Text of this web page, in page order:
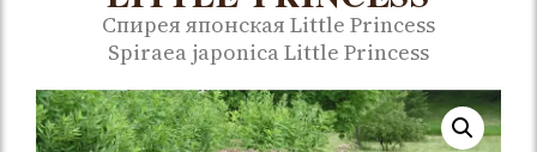
Спирея японская Little Princess
Spiraea japonica Little Princess